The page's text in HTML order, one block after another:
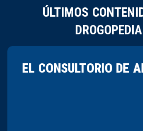
ÚLTIMOS
EL CONSULTORIO DE